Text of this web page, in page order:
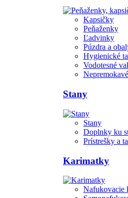
Kapsičky
Peňaženky
Ľadvinky
Púzdra a
Hygienické
Vodotesné
Stany
Stany
Doplnky ku
Prístrešky a
Karimatky
Nafukovacie